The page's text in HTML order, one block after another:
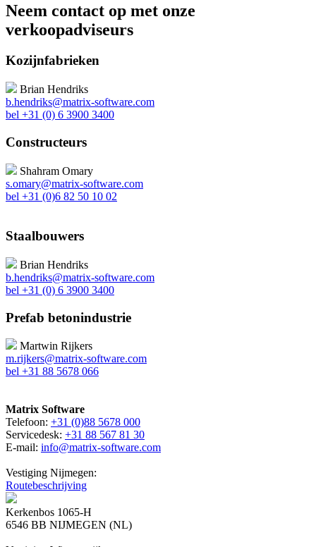
Neem contact op met onze
verkoopadviseurs
Kozijnfabrieken
Brian Hendriks
b.hendriks@matrix-software.com
bel +31 (0) 6 3900 3400
Constructeurs
Shahram Omary
s.omary@matrix-software.com
bel +31 (0)6 82 50 10 02
Staalbouwers
Brian Hendriks
b.hendriks@matrix-software.com
bel +31 (0) 6 3900 3400
Prefab betonindustrie
Martwin Rijkers
m.rijkers@matrix-software.com
bel +31 88 5678 066
Matrix Software
Telefoon: +31 (0)88 5678 000
Servicedesk: +31 88 567 81 30
E-mail: info@matrix-software.com
Vestiging Nijmegen:
Routebeschrijving
Kerkenbos 1065-H
6546 BB NIJMEGEN (NL)